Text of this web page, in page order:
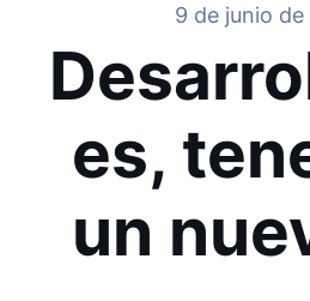
9 de junio
es,
un